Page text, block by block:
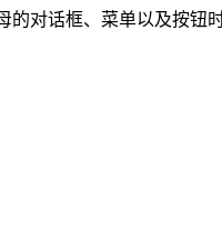
的对话框、菜单以及按钮